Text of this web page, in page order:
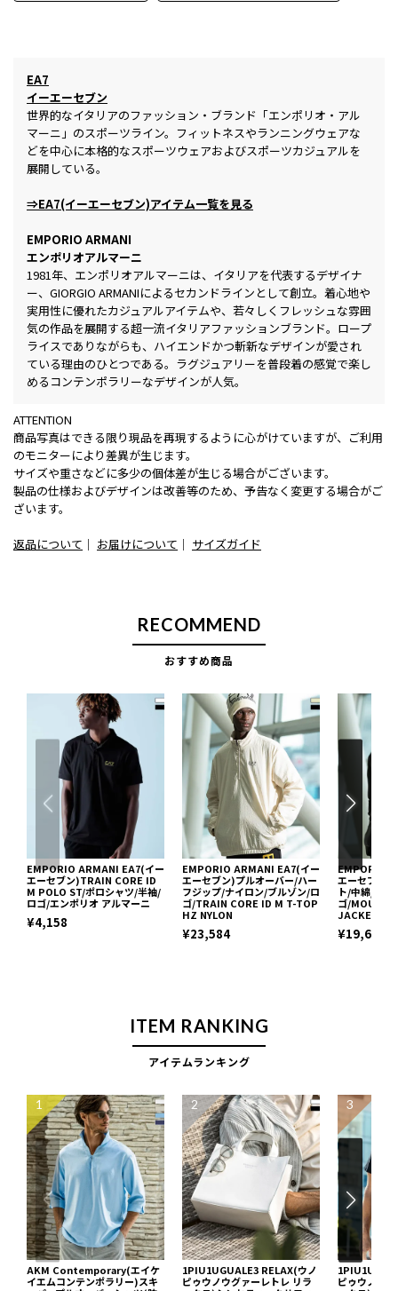
EA7
イーエーセブン
世界的なイタリアのファッション・ブランド「エンポリオ・アル
マーニ」のスポーツライン。フィットネスやランニングウェアな
どを中心に本格的なスポーツウェアおよびスポーツカジュアルを
展開している。
⇒EA7(イーエーセブン)アイテム一覧を見る
EMPORIO ARMANI
エンポリオアルマーニ
1981年、エンポリオアルマーニは、イタリアを代表するデザイナ
ー、GIORGIO ARMANIによるセカンドラインとして創立。着心地や
実用性に優れたカジュアルアイテムや、若々しくフレッシュな雰囲
気の作品を展開する超一流イタリアファッションブランド。ロープ
ライスでありながらも、ハイエンドかつ斬新なデザインが愛され
ている理由のひとつである。ラグジュアリーを普段着の感覚で楽し
めるコンテンポラリーなデザインが人気。
ATTENTION
商品写真はできる限り現品を再現するように心がけていますが、ご利用
のモニターにより差異が生じます。
サイズや重さなどに多少の個体差が生じる場合がございます。
製品の仕様およびデザインは改善等のため、予告なく変更する場合がご
ざいます。
返品について ｜ お届けについて ｜ サイズガイド
RECOMMEND
おすすめ商品
EMPORIO ARMANI EA7(イー
エーセブン)TRAIN CORE ID
M POLO ST/ポロシャツ/半袖/
ロゴ/エンポリオ アルマーニ
¥4,158
EMPORIO ARMANI EA7(イー
エーセブン)プルオーバー/ハー
フジップ/ナイロン/ブルゾン/ロ
ゴ/TRAIN CORE ID M T-TOP
HZ NYLON
¥23,584
EMPORIO
エーセブン)
ト/中綿/ボン
ゴ/
JACKET
¥19,602
ITEM RANKING
アイテムランキング
1
AKM Contemporary(エイケ
イエムコンテンポラリー)スキ
2
1PIU1UGUALE3 RELAX(ウノ
ピゥウノウグァーレトレ リラ
3
ピゥウノウ